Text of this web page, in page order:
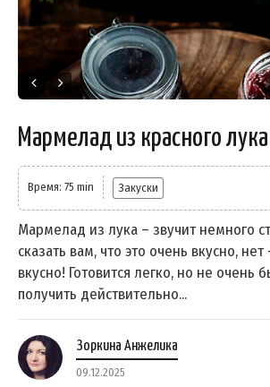
Мармелад из красного лука
Время: 75 min Закуски
Мармелад из лука – звучит немного
сказать вам, что это очень вкусно, нет
вкусно! Готовится легко, но не очень
получить действительно...
Зоркина Анжелика
09.12.2025